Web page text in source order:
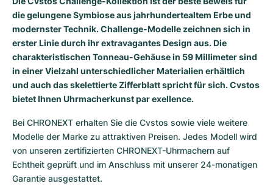
Milgauss
Oyster Perpetual
Yacht-Master
Yacht-Master II
Sea-Dweller
Sky-Dweller
Damenuhren
Ronde
Rotonde
Crash
Pasha
Tortue
Baignoire
Professional
Bentley
Transocean
Cockpit
Chronospace
Super Avenger
Formula 1
Grand Carrera
Gebraucht
Damenuhren
Portofino
Portugieser
Da Vinci
Aquatimer
Spitfire
GST
Spirit of Big Bang
King Power
Gebraucht
die gelungene Symbiose aus jahrhundertealtem Erbe und
modernster Technik. Challenge-Modelle zeichnen sich in
erster Linie durch ihr extravagantes Design aus. Die
charakteristischen Tonneau-Gehäuse in 59 Millimeter sind
in einer Vielzahl unterschiedlicher Materialien erhältlich
und auch das skelettierte Zifferblatt spricht für sich. Cvstos
bietet Ihnen Uhrmacherkunst par exellence.
Bei CHRONEXT erhalten Sie die Cvstos sowie viele weitere
Modelle der Marke zu attraktiven Preisen. Jedes Modell wird
von unseren zertifizierten CHRONEXT-Uhrmachern auf
Echtheit geprüft und im Anschluss mit unserer 24-monatigen
Garantie ausgestattet.